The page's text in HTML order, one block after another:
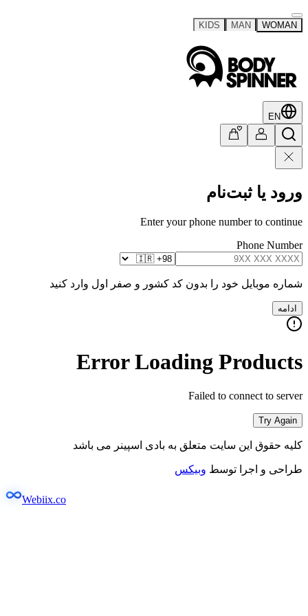
WOMAN
MAN
KIDS
EN
ورود یا ثبت‌نام
Enter your phone number to continue
Phone Number
شماره موبایل خود را بدون کد کشور و صفر اول وارد کنید
ادامه
Error Loading Products
Failed to connect to server
Try Again
کلیه حقوق این سایت متعلق به بادی اسپینر می باشد
طراحی و اجرا توسط وبیکس
Webiix.co